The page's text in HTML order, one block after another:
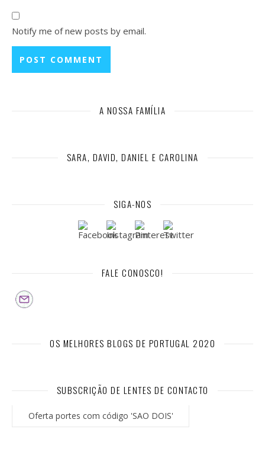
Notify me of new posts by email.
A NOSSA FAMÍLIA
SARA, DAVID, DANIEL E CAROLINA
SIGA-NOS
FALE CONOSCO!
OS MELHORES BLOGS DE PORTUGAL 2020
SUBSCRIÇÃO DE LENTES DE CONTACTO
Oferta portes com código 'SAO DOIS'